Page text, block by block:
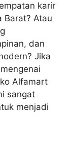
karir
Barat? Atau
dan
Jika
Alfamart
sangat
menjadi